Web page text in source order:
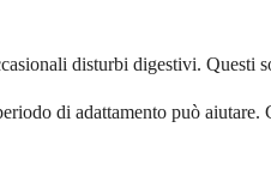
disturbi digestivi. Questi
di adattamento può aiutare.